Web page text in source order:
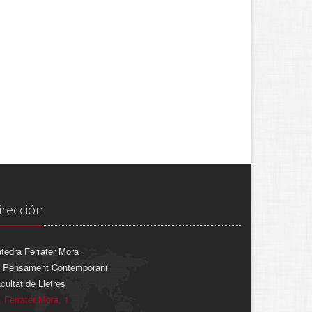
Ferrater Mora
Pensament Contemporani
de Lletres
Ferrater Mora, 1